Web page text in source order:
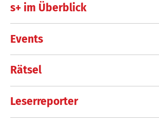
s+ im Überblick
Events
Rätsel
Leserreporter